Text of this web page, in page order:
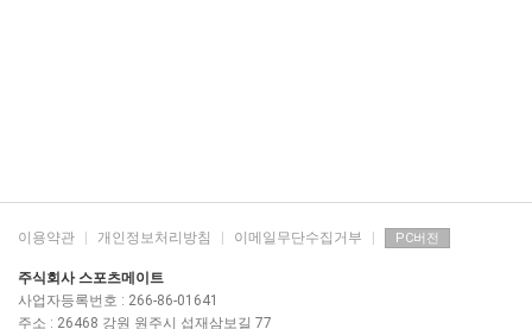
이용약관 개인정보처리방침 이메일무단수집거부 PC버전
주식회사 스포츠메이트
사업자등록번호 : 266-86-01641
주소 : 26468 강원 원주시 섭재삼보길 77